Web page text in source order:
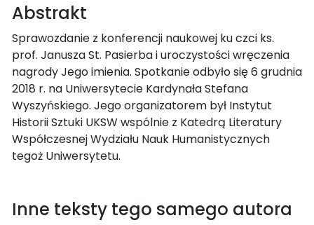
Abstrakt
Sprawozdanie z konferencji naukowej ku czci ks.
prof. Janusza St. Pasierba i uroczystości wręczenia
nagrody Jego imienia. Spotkanie odbyło się 6 grudnia
2018 r. na Uniwersytecie Kardynała Stefana
Wyszyńskiego. Jego organizatorem był Instytut
Historii Sztuki UKSW wspólnie z Katedrą Literatury
Współczesnej Wydziału Nauk Humanistycznych
tegoż Uniwersytetu.
Inne teksty tego samego autora